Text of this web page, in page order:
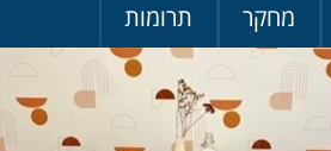
מחקר תרומות